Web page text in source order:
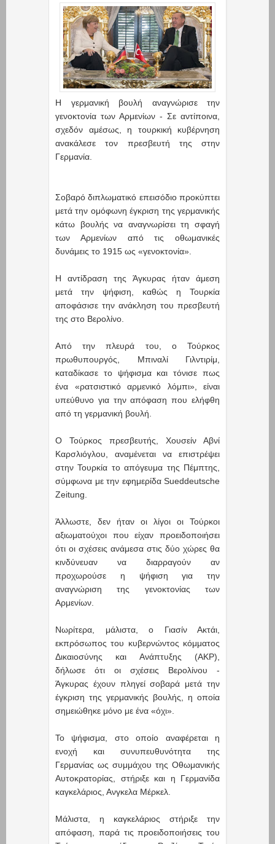
Η γερμανική βουλή αναγνώρισε την
γενοκτονία των Αρμενίων - Σε αντίποινα,
σχεδόν αμέσως, η τουρκική κυβέρνηση
ανακάλεσε τον πρεσβευτή της στην
Γερμανία.
Σοβαρό διπλωματικό επεισόδιο προκύπτει
μετά την ομόφωνη έγκριση της γερμανικής
κάτω βουλής να αναγνωρίσει τη σφαγή
των Αρμενίων από τις οθωμανικές
δυνάμεις το 1915 ως «γενοκτονία».
Η αντίδραση της Άγκυρας ήταν άμεση
μετά την ψήφιση, καθώς η Τουρκία
αποφάσισε την ανάκληση του πρεσβευτή
της στο Βερολίνο.
Από την πλευρά του, ο Τούρκος
πρωθυπουργός, Μπιναλί Γιλντιρίμ,
καταδίκασε το ψήφισμα και τόνισε πως
ένα «ρατσιστικό αρμενικό λόμπι», είναι
υπεύθυνο για την απόφαση που ελήφθη
από τη γερμανική βουλή.
Ο Τούρκος πρεσβευτής, Χουσείν Αβνί
Καρσλιόγλου, αναμένεται να επιστρέψει
στην Τουρκία το απόγευμα της Πέμπτης,
σύμφωνα με την εφημερίδα Sueddeutsche
Zeitung.
Άλλωστε, δεν ήταν οι λίγοι οι Τούρκοι
αξιωματούχοι που είχαν προειδοποιήσει
ότι οι σχέσεις ανάμεσα στις δύο χώρες θα
κινδύνευαν να διαρραγούν αν
προχωρούσε η ψήφιση για την
αναγνώριση της γενοκτονίας των
Αρμενίων.
Νωρίτερα, μάλιστα, ο Γιασίν Ακτάι,
εκπρόσωπος του κυβερνώντος κόμματος
Δικαιοσύνης και Ανάπτυξης (AKP),
δήλωσε ότι οι σχέσεις Βερολίνου -
Άγκυρας έχουν πληγεί σοβαρά μετά την
έγκριση της γερμανικής βουλής, η οποία
σημειώθηκε μόνο με ένα «όχι».
Το ψήφισμα, στο οποίο αναφέρεται η
ενοχή και συνυπευθυνότητα της
Γερμανίας ως συμμάχου της Οθωμανικής
Αυτοκρατορίας, στήριξε και η Γερμανίδα
καγκελάριος, Ανγκελα Μέρκελ.
Μάλιστα, η καγκελάριος στήριξε την
απόφαση, παρά τις προειδοποιήσεις του